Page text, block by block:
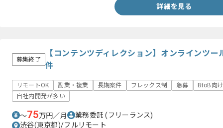
詳細を見る
募集終了
【コンテンツディレクション】オンラインツ
件
リモートOK 副業・複業 長期案件 フレックス制 急募
BtoB向
自社内開発が多い
〜75万円／月 業務委託(フリーランス)
渋谷(東京都)/フルリモート